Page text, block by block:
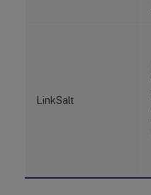
LinkSalt